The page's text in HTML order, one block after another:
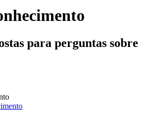
para perguntas sobre